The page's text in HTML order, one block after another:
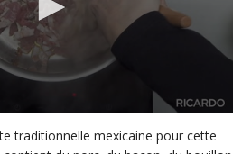
traditionnelle mexicaine pour cette